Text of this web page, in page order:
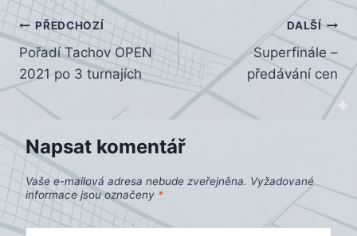
Navigace
pro
příspěvek
PŘEDCHOZÍ
Pořadí Tachov OPEN
2021 po 3 turnajích
DALŠÍ
Superfinále –
předávání cen
Napsat komentář
Vaše e-mailová adresa nebude zveřejněna. Vyžadované
informace jsou označeny *